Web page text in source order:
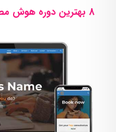
8 بهترین دوره هوش مصنوعی در ایران و جهان